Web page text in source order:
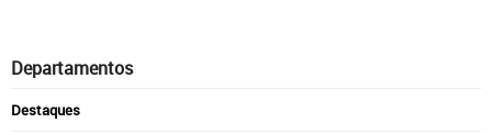
Departamentos
Destaques